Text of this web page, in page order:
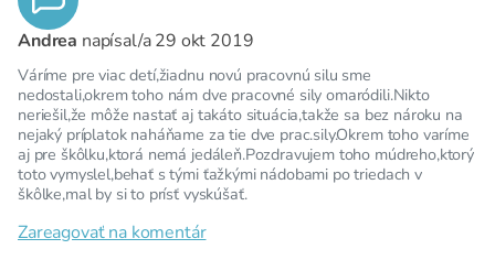
Andrea napísal/a29 okt 2019
Váríme pre viac detí,žiadnu novú pracovnú silu sme
nedostali,okrem toho nám dve pracovné sily omaródili.Nikto
neriešil,že môže nastať aj takáto situácia,takže sa bez nároku na
nejaký príplatok naháňame za tie dve prac.sily.Okrem toho varíme
aj pre škôlku,ktorá nemá jedáleň.Pozdravujem toho múdreho,ktorý
toto vymyslel,behať s tými ťažkými nádobami po triedach v
škôlke,mal by si to prísť vyskúšať.
Zareagovať na komentár